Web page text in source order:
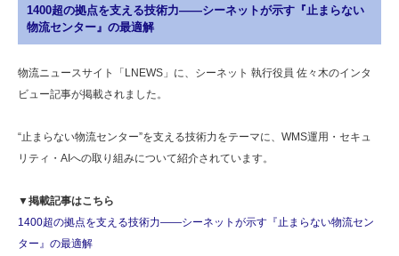
1400超の拠点を支える技術力――シーネットが示す『止まらない
物流センター』の最適解
物流ニュースサイト「LNEWS」に、シーネット 執行役員 佐々木のインタ
ビュー記事が掲載されました。
“止まらない物流センター”を支える技術力をテーマに、WMS運用・セキュ
リティ・AIへの取り組みについて紹介されています。
▼掲載記事はこちら
1400超の拠点を支える技術力――シーネットが示す『止まらない物流セン
ター』の最適解